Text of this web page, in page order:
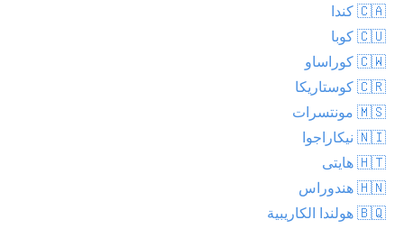
🇨🇦 كندا
🇨🇺 كوبا
🇨🇼 كوراساو
🇨🇷 كوستاريكا
🇲🇸 مونتسرات
🇳🇮 نيكاراجوا
🇭🇹 هايتى
🇭🇳 هندوراس
🇧🇶 هولندا الكاريبية